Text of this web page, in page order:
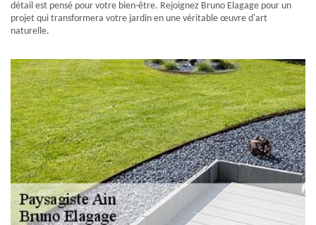
détail est pensé pour votre bien-être. Rejoignez Bruno Elagage pour un
projet qui transformera votre jardin en une véritable œuvre d'art
naturelle.